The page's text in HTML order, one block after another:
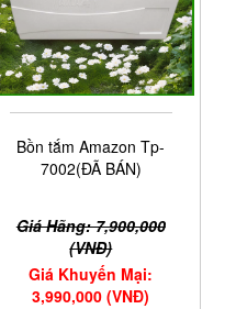
Bồn tắm Amazon Tp-
7002(ĐÃ BÁN)
Giá Hãng: 7,900,000
(VNĐ)
Giá Khuyến Mại:
3,990,000 (VNĐ)